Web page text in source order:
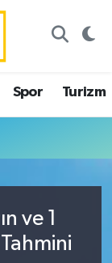
Spor Turizm
ve 1